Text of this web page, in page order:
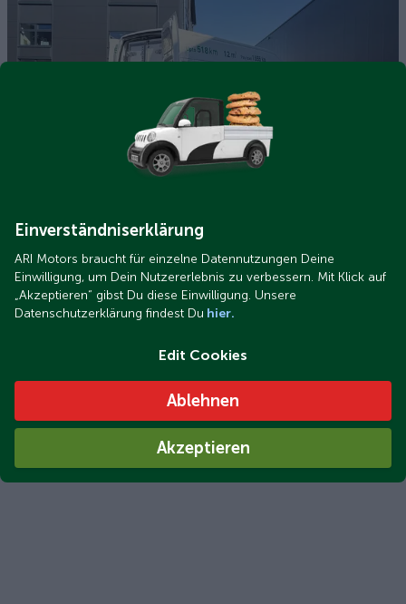
02 Seitenansicht des ARI 1710 mit VebaBox.jpeg
Einverständniserklärung
ARI Motors braucht für einzelne Datennutzungen Deine
Einwilligung, um Dein Nutzererlebnis zu verbessern. Mit Klick auf
„Akzeptieren“ gibst Du diese Einwilligung. Unsere
Datenschutzerklärung findest Du hier.
Edit Cookies
Ablehnen
Akzeptieren